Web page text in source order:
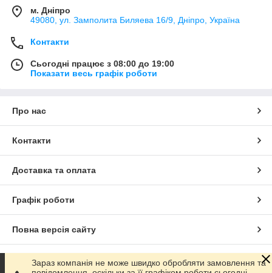
м. Дніпро
49080, ул. Замполита Биляева 16/9, Дніпро, Україна
Контакти
Сьогодні працює з 08:00 до 19:00
Показати весь графік роботи
Про нас
Контакти
Доставка та оплата
Графік роботи
Повна версія сайту
Сайт створено на маркетплейсі Prom.ua
Зараз компанія не може швидко обробляти замовлення та